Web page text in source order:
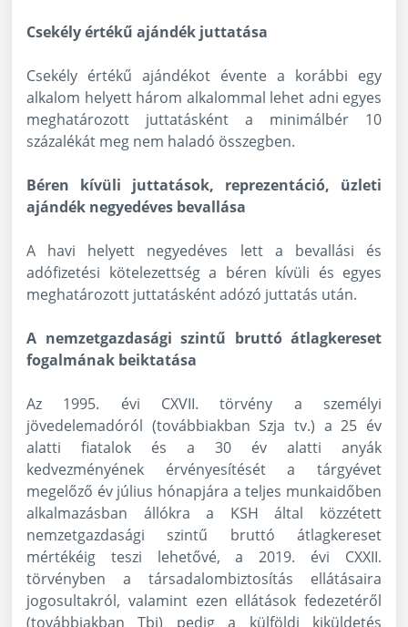
Csekély értékű ajándék juttatása
Csekély értékű ajándékot évente a korábbi egy
alkalom helyett három alkalommal lehet adni egyes
meghatározott juttatásként a minimálbér 10
százalékát meg nem haladó összegben.
Béren kívüli juttatások, reprezentáció, üzleti
ajándék negyedéves bevallása
A havi helyett negyedéves lett a bevallási és
adófizetési kötelezettség a béren kívüli és egyes
meghatározott juttatásként adózó juttatás után.
A nemzetgazdasági szintű bruttó átlagkereset
fogalmának beiktatása
Az 1995. évi CXVII. törvény a személyi
jövedelemadóról (továbbiakban Szja tv.) a 25 év
alatti fiatalok és a 30 év alatti anyák
kedvezményének érvényesítését a tárgyévet
megelőző év július hónapjára a teljes munkaidőben
alkalmazásban állókra a KSH által közzétett
nemzetgazdasági szintű bruttó átlagkereset
mértékéig teszi lehetővé, a 2019. évi CXXII.
törvényben a társadalombiztosítás ellátásaira
jogosultakról, valamint ezen ellátások fedezetéről
(továbbiakban Tbj) pedig a külföldi kiküldetés